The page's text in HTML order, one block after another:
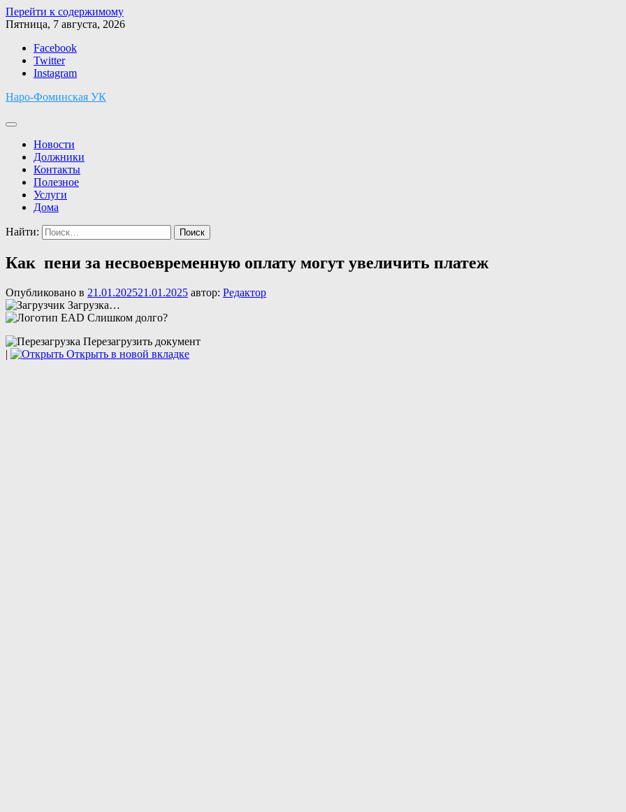
Перейти к содержимому
Пятница, 7 августа, 2026
Facebook
Twitter
Instagram
Наро-Фоминская УК
Новости
Должники
Контакты
Полезное
Услуги
Дома
Найти:
Как пени за несвоевременную оплату могут увеличить платеж
Опубликовано в 21.01.202521.01.2025 автор: Редактор
Загрузка…
Слишком долго?
Перезагрузить документ
|
Открыть в новой вкладке